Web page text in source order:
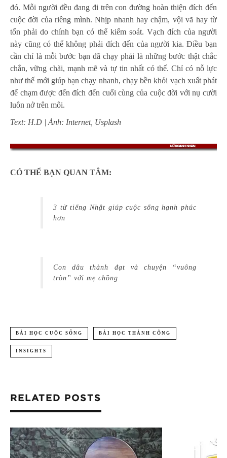
đó. Mỗi người đều đang đi trên con đường hoàn thiện đích đến
cuộc đời của riêng mình. Nhịp nhanh hay chậm, vội vã hay từ
tốn phải do chính bạn có thể kiểm soát. Vạch đích của người
này cũng có thể không phải đích đến của người kia. Điều bạn
cần chỉ là mỗi bước bạn đã chạy phải là những bước thật chắc
chắn, vững chãi, mạnh mẽ và tự tin nhất có thể. Chỉ có nỗ lực
như thế mới giúp bạn chạy nhanh, chạy bền khỏi vạch xuất phát
để chạm được đến đích đến cuối cùng của cuộc đời với nụ cười
luôn nở trên môi.
Text: H.D | Ảnh: Internet, Usplash
CÓ THỂ BẠN QUAN TÂM:
3 từ tiếng Nhật giúp cuộc sống hạnh phúc
hơn
Con dâu thành đạt và chuyện “vuông
tròn” với mẹ chồng
BÀI HỌC CUỘC SỐNG BÀI HỌC THÀNH CÔNG
INSIGHTS
RELATED POSTS